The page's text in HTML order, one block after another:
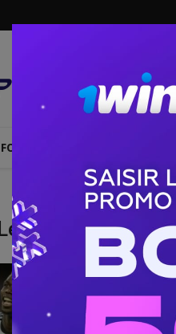
FOOTBALL
turinois